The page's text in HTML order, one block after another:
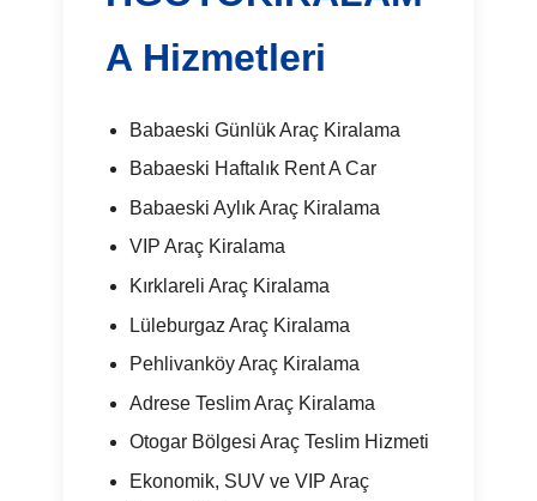
A Hizmetleri
Babaeski Günlük Araç Kiralama
Babaeski Haftalık Rent A Car
Babaeski Aylık Araç Kiralama
VIP Araç Kiralama
Kırklareli Araç Kiralama
Lüleburgaz Araç Kiralama
Pehlivanköy Araç Kiralama
Adrese Teslim Araç Kiralama
Otogar Bölgesi Araç Teslim Hizmeti
Ekonomik, SUV ve VIP Araç